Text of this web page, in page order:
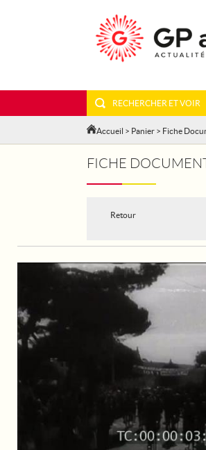
RECHERCHER ET VOIR
Accueil > Panier > Fiche
FICHE
Retour